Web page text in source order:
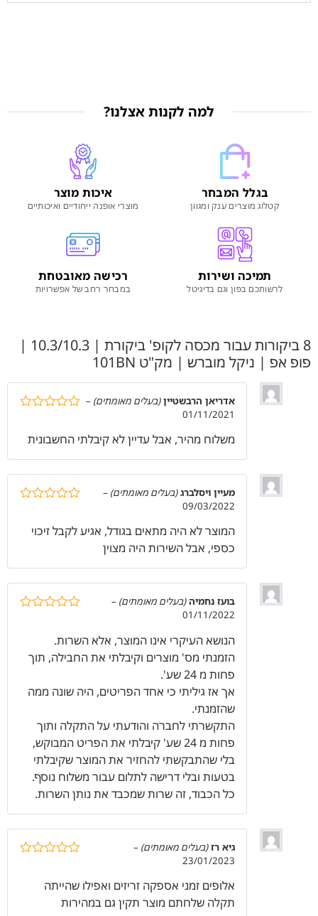
למה לקנות אצלנו?
בגלל המבחר
קטלוג מוצרים ענק ומגוון
איכות מוצר
מוצרי אופנה ייחודיים ואיכותיים
תמיכה ושירות
לרשותכם בפון וגם בדיגיטל
רכישה מאובטחת
במבחר רחב של אפשרויות
8 ביקורות עבור
מכסה לקופ' ביקורת | 10.3/10.3 |
פופ אפ | ניקל מוברש | מק"ט 101BN
אדריאן הרבשטיין(בעלים מאומתים) –
01/11/2021
משלוח מהיר, אבל עדיין לא קיבלתי החשבונית
מעיין ויסלברג(בעלים מאומתים) –
09/03/2022
המוצר לא היה מתאים בגודל, אגיע לקבל זיכוי
כספי, אבל השירות היה מצוין
בועז נחמיה(בעלים מאומתים) –
01/11/2022
הנושא העיקרי אינו המוצר, אלא השרות.
הזמנתי מס' מוצרים וקיבלתי את החבילה, תוך
פחות מ 24 שע'.
אך אז גיליתי כי אחד הפריטים, היה שונה ממה
שהזמנתי.
התקשרתי לחברה והודעתי על התקלה ותוך
פחות מ 24 שע' קיבלתי את הפריט המבוקש,
בלי שהתבקשתי להחזיר את המוצר שקיבלתי
בטעות ובלי דרישה לתלום עבור משלוח נוסף.
כל הכבוד, זה שרות שמכבד את נותן השרות.
גיא רז(בעלים מאומתים) –
23/01/2023
אלופים זמני אספקה זריזים ואפילו שהייתה
תקלה שלחתם מוצר תקין גם במהירות